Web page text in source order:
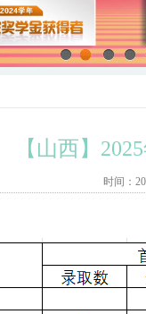
【山西】
时间：